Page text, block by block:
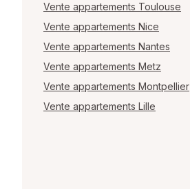
Vente appartements Toulouse
Vente appartements Nice
Vente appartements Nantes
Vente appartements Metz
Vente appartements Montpellier
Vente appartements Lille